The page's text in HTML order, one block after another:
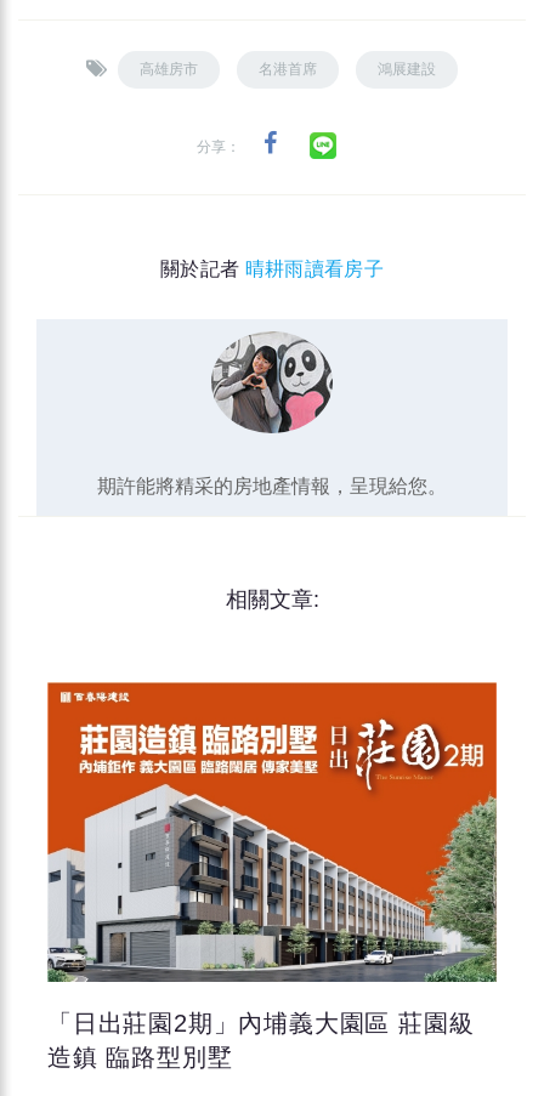
高雄房市 名港首席 鴻展建設
分享：
關於記者 晴耕雨讀看房子
期許能將精采的房地產情報，呈現給您。
相關文章:
「日出莊園2期」內埔義大園區 莊園級
造鎮 臨路型別墅